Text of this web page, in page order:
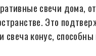
свечи дома,
Это
конус,